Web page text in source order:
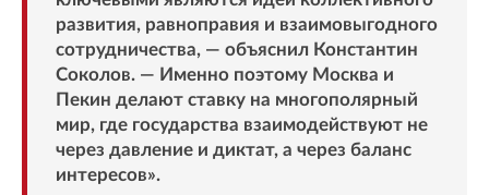
развития, равноправия и взаимовыгодного
сотрудничества, — объяснил Константин
Соколов. — Именно поэтому Москва и
Пекин делают ставку на многополярный
мир, где государства взаимодействуют не
через давление и диктат, а через баланс
интересов».